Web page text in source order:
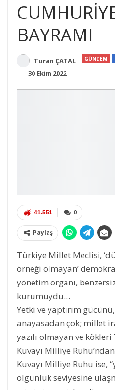
BAYRAMI
GÜNDEM
Turan ÇATAL
30 Ekim 2022
0
41.551
Paylaş
Türkiye Millet Meclisi,
örneği olmayan’
yönetim organı,
kurumuydu…
Yetki ve yaptırım
anayasadan çok; millet
yazılı olmayan ve
Kuvayı Milliye
Kuvayı Milliye Ruhu ise,
olgunluk seviyesine